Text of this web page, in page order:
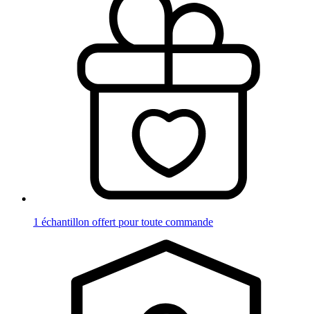
1 échantillon offert pour toute commande